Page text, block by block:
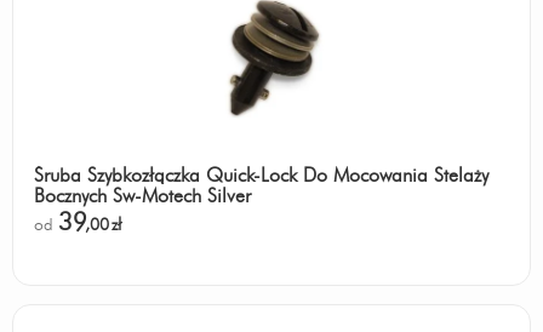
Śruba Szybkozłączka Quick-Lock Do Mocowania Stelaży
Bocznych Sw-Motech Silver
od 39,00zł